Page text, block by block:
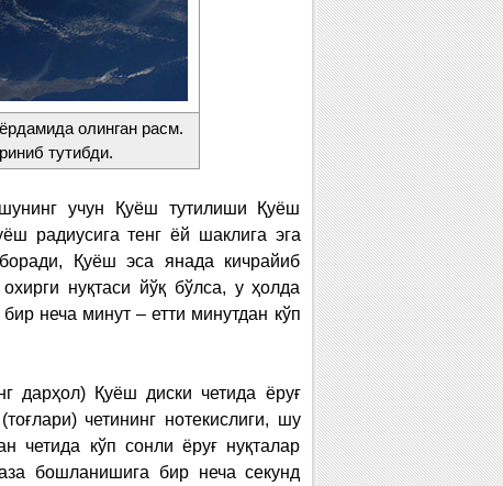
олинган расм.
тутибди.
учун Қуёш тутилиши Қуёш
радиусига тенг ёй шаклига эга
Қуёш эса янада кичрайиб
нуқтаси йўқ бўлса, у ҳолда
неча минут – етти минутдан кўп
дарҳол) Қуёш диски четида ёруғ
четининг нотекислиги, шу
четида кўп сонли ёруғ нуқталар
бошланишига бир неча секунд